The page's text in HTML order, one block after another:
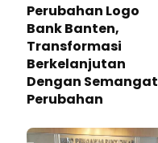
Perubahan Logo
Bank Banten,
Transformasi
Berkelanjutan
Dengan Semangat
Perubahan